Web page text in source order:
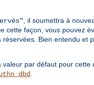
, il soumettra à
cette façon, vous pouvez
Bien entendu
valeur par défaut pour cette